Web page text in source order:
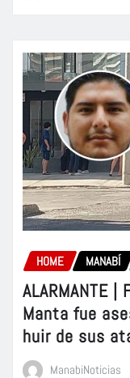
HOME MANABÍ
ALARMANTE
Manta fue
huir de sus
ManabiNoticias